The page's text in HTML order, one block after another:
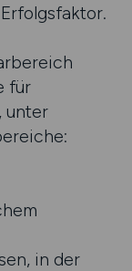
für
unter
in der